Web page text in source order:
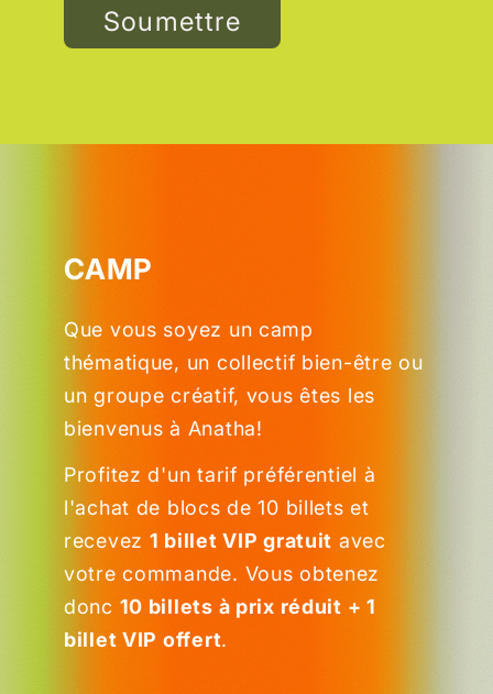
Soumettre
CAMP
Que vous soyez un camp
thématique, un collectif bien-être ou
un groupe créatif, vous êtes les
bienvenus à Anatha!
Profitez d'un tarif préférentiel à
l'achat de blocs de 10 billets et
recevez 1 billet VIP gratuit avec
votre commande. Vous obtenez
donc 10 billets à prix réduit + 1
billet VIP offert.